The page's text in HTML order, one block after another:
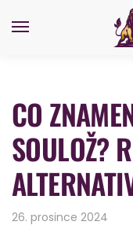
CO
SOULOŽ?
26. prosince 2024